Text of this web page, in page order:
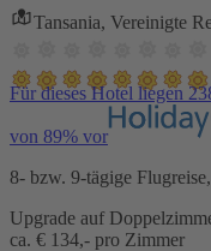
Tansania, Vereinigte
Für dieses Hotel liegen
von 89% vor
8- bzw. 9-tägige
Upgrade auf
ca. € 134,- pro Zimmer